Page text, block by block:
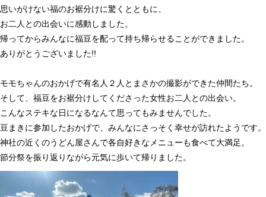
思いがけない福のお裾分けに驚くとともに、
お二人との出会いに感動しました。
帰ってからみんなに福豆を配って持ち帰らせることができました。
ありがとうございました!!
モモちゃんのおかげで有名人２人とまさかの撮影ができた仲間たち。
そして、福豆をお裾分けしてくださった女性お二人との出会い。
こんなステキな日になるなんて思ってもみませんでした。
豆まきに参加したおかげで、みんなにさっそく幸せが訪れたようです。
神社の近くのうどん屋さんで各自好きなメニューも食べて大満足。
節分祭を振り返りながら元気に歩いて帰りました。